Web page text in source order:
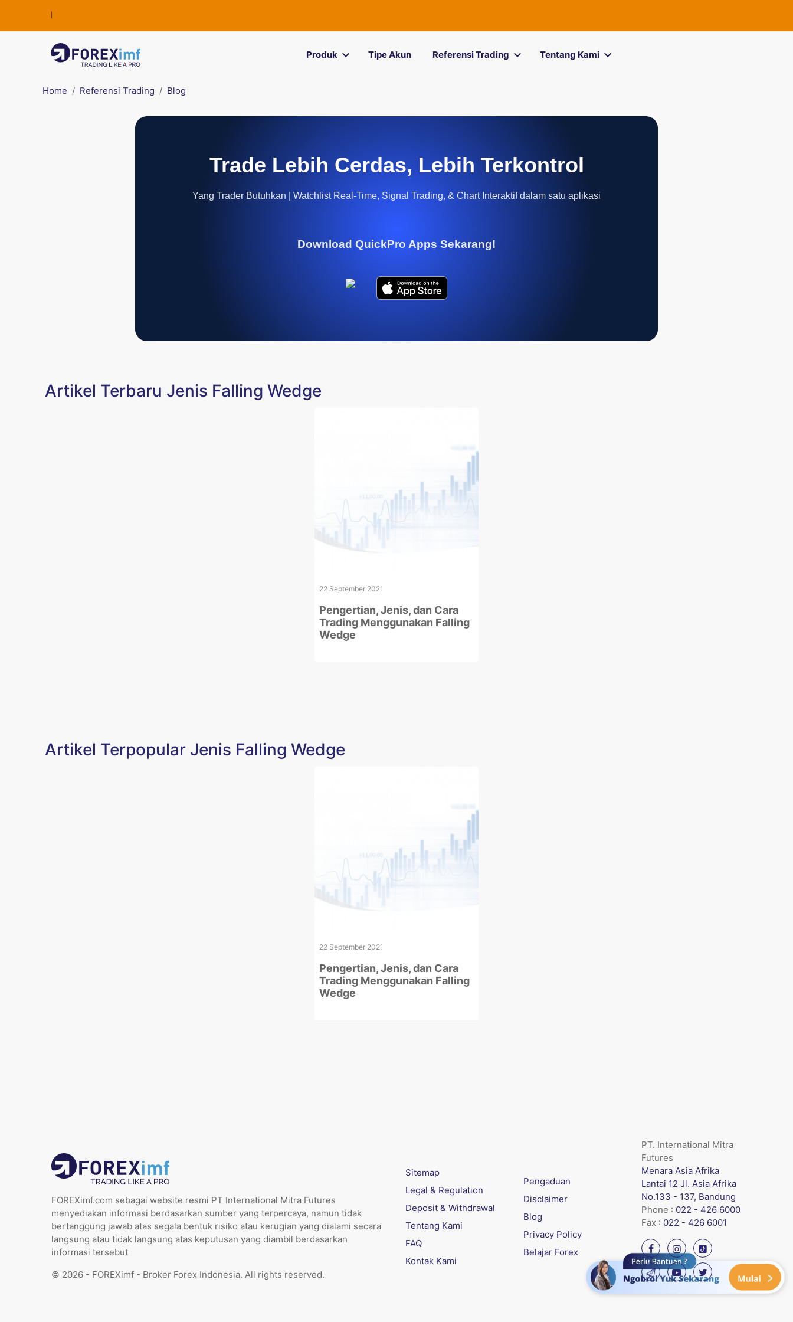
Produk Tipe Akun Referensi Trading Tentang Kami
Home Referensi Trading Blog
Trade Lebih Cerdas, Lebih Terkontrol
Yang Trader Butuhkan | Watchlist Real-Time, Signal Trading, & Chart Interaktif dalam satu aplikasi
Download QuickPro Apps Sekarang!
Artikel Terbaru Jenis Falling Wedge
22 September 2021
Pengertian, Jenis, dan Cara
Trading Menggunakan Falling
Wedge
Artikel Terpopular Jenis Falling Wedge
22 September 2021
Pengertian, Jenis, dan Cara
Trading Menggunakan Falling
Wedge
FOREXimf.com sebagai website resmi PT International Mitra Futures
menyediakan informasi berdasarkan sumber yang terpercaya, namun tidak
bertanggung jawab atas segala bentuk risiko atau kerugian yang dialami secara
langsung atau tidak langsung atas keputusan yang diambil berdasarkan
informasi tersebut
© 2026 - FOREXimf - Broker Forex Indonesia. All rights reserved.
Sitemap
Legal & Regulation
Deposit & Withdrawal
Tentang Kami
FAQ
Kontak Kami
Pengaduan
Disclaimer
Blog
Privacy Policy
Belajar Forex
PT. International Mitra
Futures
Menara Asia Afrika
Lantai 12 Jl. Asia Afrika
No.133 - 137, Bandung
Phone : 022 - 426 6000
Fax : 022 - 426 6001